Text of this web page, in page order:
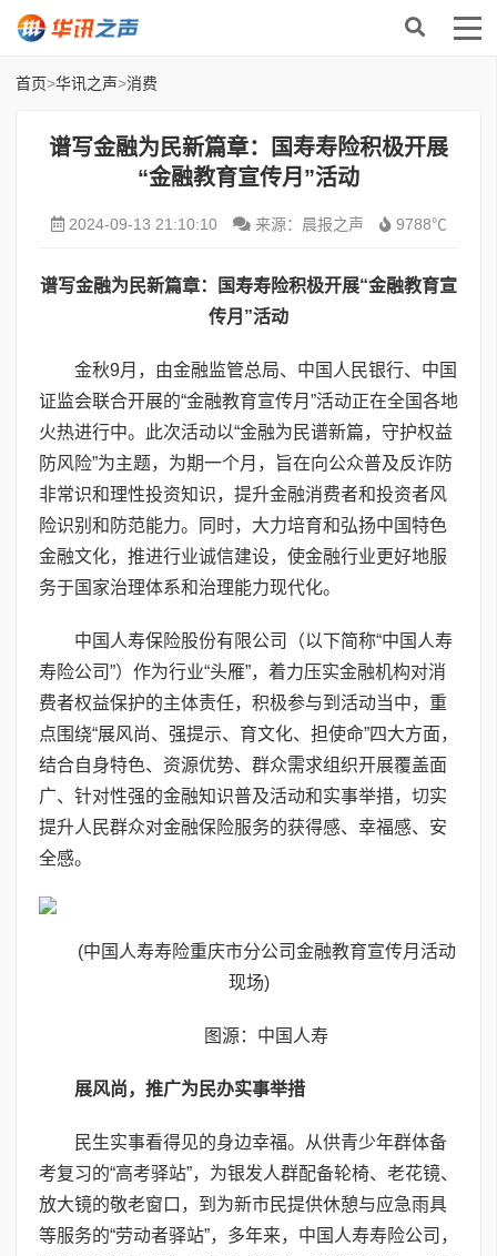
首页>华讯之声>消费
谱写金融为民新篇章：国寿寿险积极开展
“金融教育宣传月”活动
2024-09-13 21:10:10 来源：晨报之声 9788℃
谱写金融为民新篇章：
国寿寿险积极开展“金融教育宣
传月”活动
金秋9月，由金融监管总局、中国人民银行、中国
证监会联合开展的“金融教育宣传月”活动正在全国各地
火热进行中。此次活动以“金融为民谱新篇，守护权益
防风险”为主题，为期一个月，旨在向公众普及反诈防
非常识和理性投资知识，提升金融消费者和投资者风
险识别和防范能力。同时，大力培育和弘扬中国特色
金融文化，推进行业诚信建设，使金融行业更好地服
务于国家治理体系和治理能力现代化。
中国人寿保险股份有限公司（以下简称“中国人寿
寿险公司”）作为行业“头雁”，着力压实金融机构对消
费者权益保护的主体责任，积极参与到活动当中，重
点围绕“展风尚、强提示、育文化、担使命”四大方面，
结合自身特色、资源优势、群众需求组织开展覆盖面
广、针对性强的金融知识普及活动和实事举措，切实
提升人民群众对金融保险服务的获得感、幸福感、安
全感。
(中国人寿寿险重庆市分公司金融教育宣传月活动
现场)
图源：中国人寿
展风尚，推广为民办实事举措
民生实事看得见的身边幸福。从供青少年群体备
考复习的“高考驿站”，为银发人群配备轮椅、老花镜、
放大镜的敬老窗口，到为新市民提供休憩与应急雨具
等服务的“劳动者驿站”，多年来，中国人寿寿险公司，